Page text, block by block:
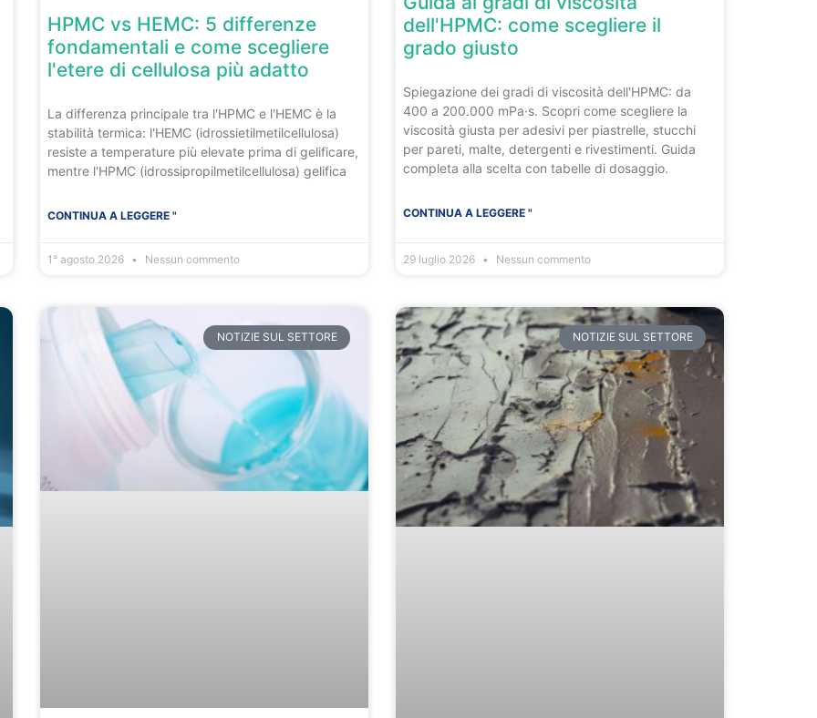
HPMC vs HEMC: 5 differenze
fondamentali e come scegliere
l'etere di cellulosa più adatto
La differenza principale tra l'HPMC e l'HEMC è la
stabilità termica: l'HEMC (idrossietilmetilcellulosa)
resiste a temperature più elevate prima di gelificare,
mentre l'HPMC (idrossipropilmetilcellulosa) gelifica
CONTINUA A LEGGERE "
1° agosto 2026 Nessun commento
dell'HPMC: come scegliere il
grado giusto
Spiegazione dei gradi di viscosità dell'HPMC: da
400 a 200.000 mPa·s. Scopri come scegliere la
viscosità giusta per adesivi per piastrelle, stucchi
per pareti, malte, detergenti e rivestimenti. Guida
completa alla scelta con tabelle di dosaggio.
CONTINUA A LEGGERE "
29 luglio 2026 Nessun commento
NOTIZIE SUL SETTORE NOTIZIE SUL SETTORE